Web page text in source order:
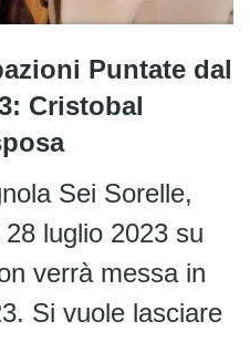
Puntate dal
Cristobal
Sei Sorelle,
luglio 2023 su
verrà messa in
Si vuole lasciare